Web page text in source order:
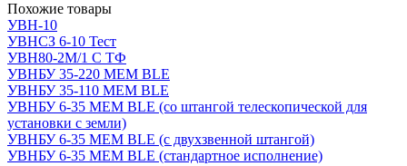
Похожие товары
УВН-10
УВНСЗ 6-10 Тест
УВН80-2М/1 С ТФ
УВНБУ 35-220 МЕМ BLE
УВНБУ 35-110 МЕМ BLE
УВНБУ 6-35 МЕМ BLE (со штангой телескопической для
установки с земли)
УВНБУ 6-35 МЕМ BLE (с двухзвенной штангой)
УВНБУ 6-35 МЕМ BLE (стандартное исполнение)